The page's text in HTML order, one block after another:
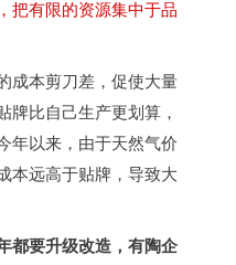
把有限的资源集中于品
成本剪刀差，促使大量
牌比自己生产更划算，
年以来，由于天然气价
本远高于贴牌，导致大
都要升级改造，有陶企